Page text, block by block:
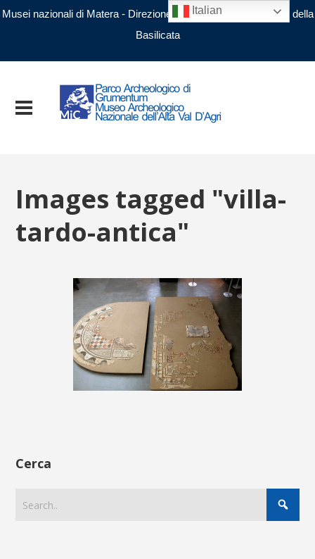
Musei nazionali di Matera - Direzione regionale Musei nazionali della
Basilicata
Images tagged "villa-
tardo-antica"
Cerca
Italian